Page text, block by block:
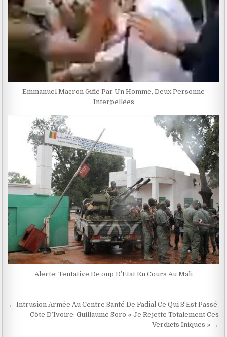
Emmanuel Macron Giflé Par Un Homme, Deux Personne
Interpellées
Alerte: Tentative De oup D’Etat En Cours Au Mali
Navigation
← Intrusion Armée Au Centre Santé De Fadial Ce Qui S’Est Passé
Côte D’Ivoire: Guillaume Soro « Je Rejette Totalement Ces
Verdicts Iniques » →